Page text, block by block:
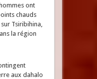
ont
chauds
Tsiribihina,
la région
aux dahalo